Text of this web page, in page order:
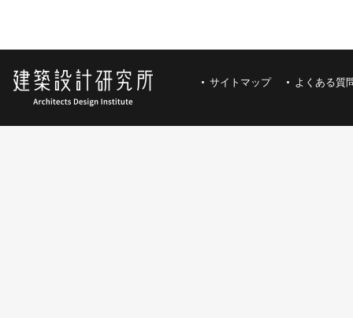
サイトマップ よくある質